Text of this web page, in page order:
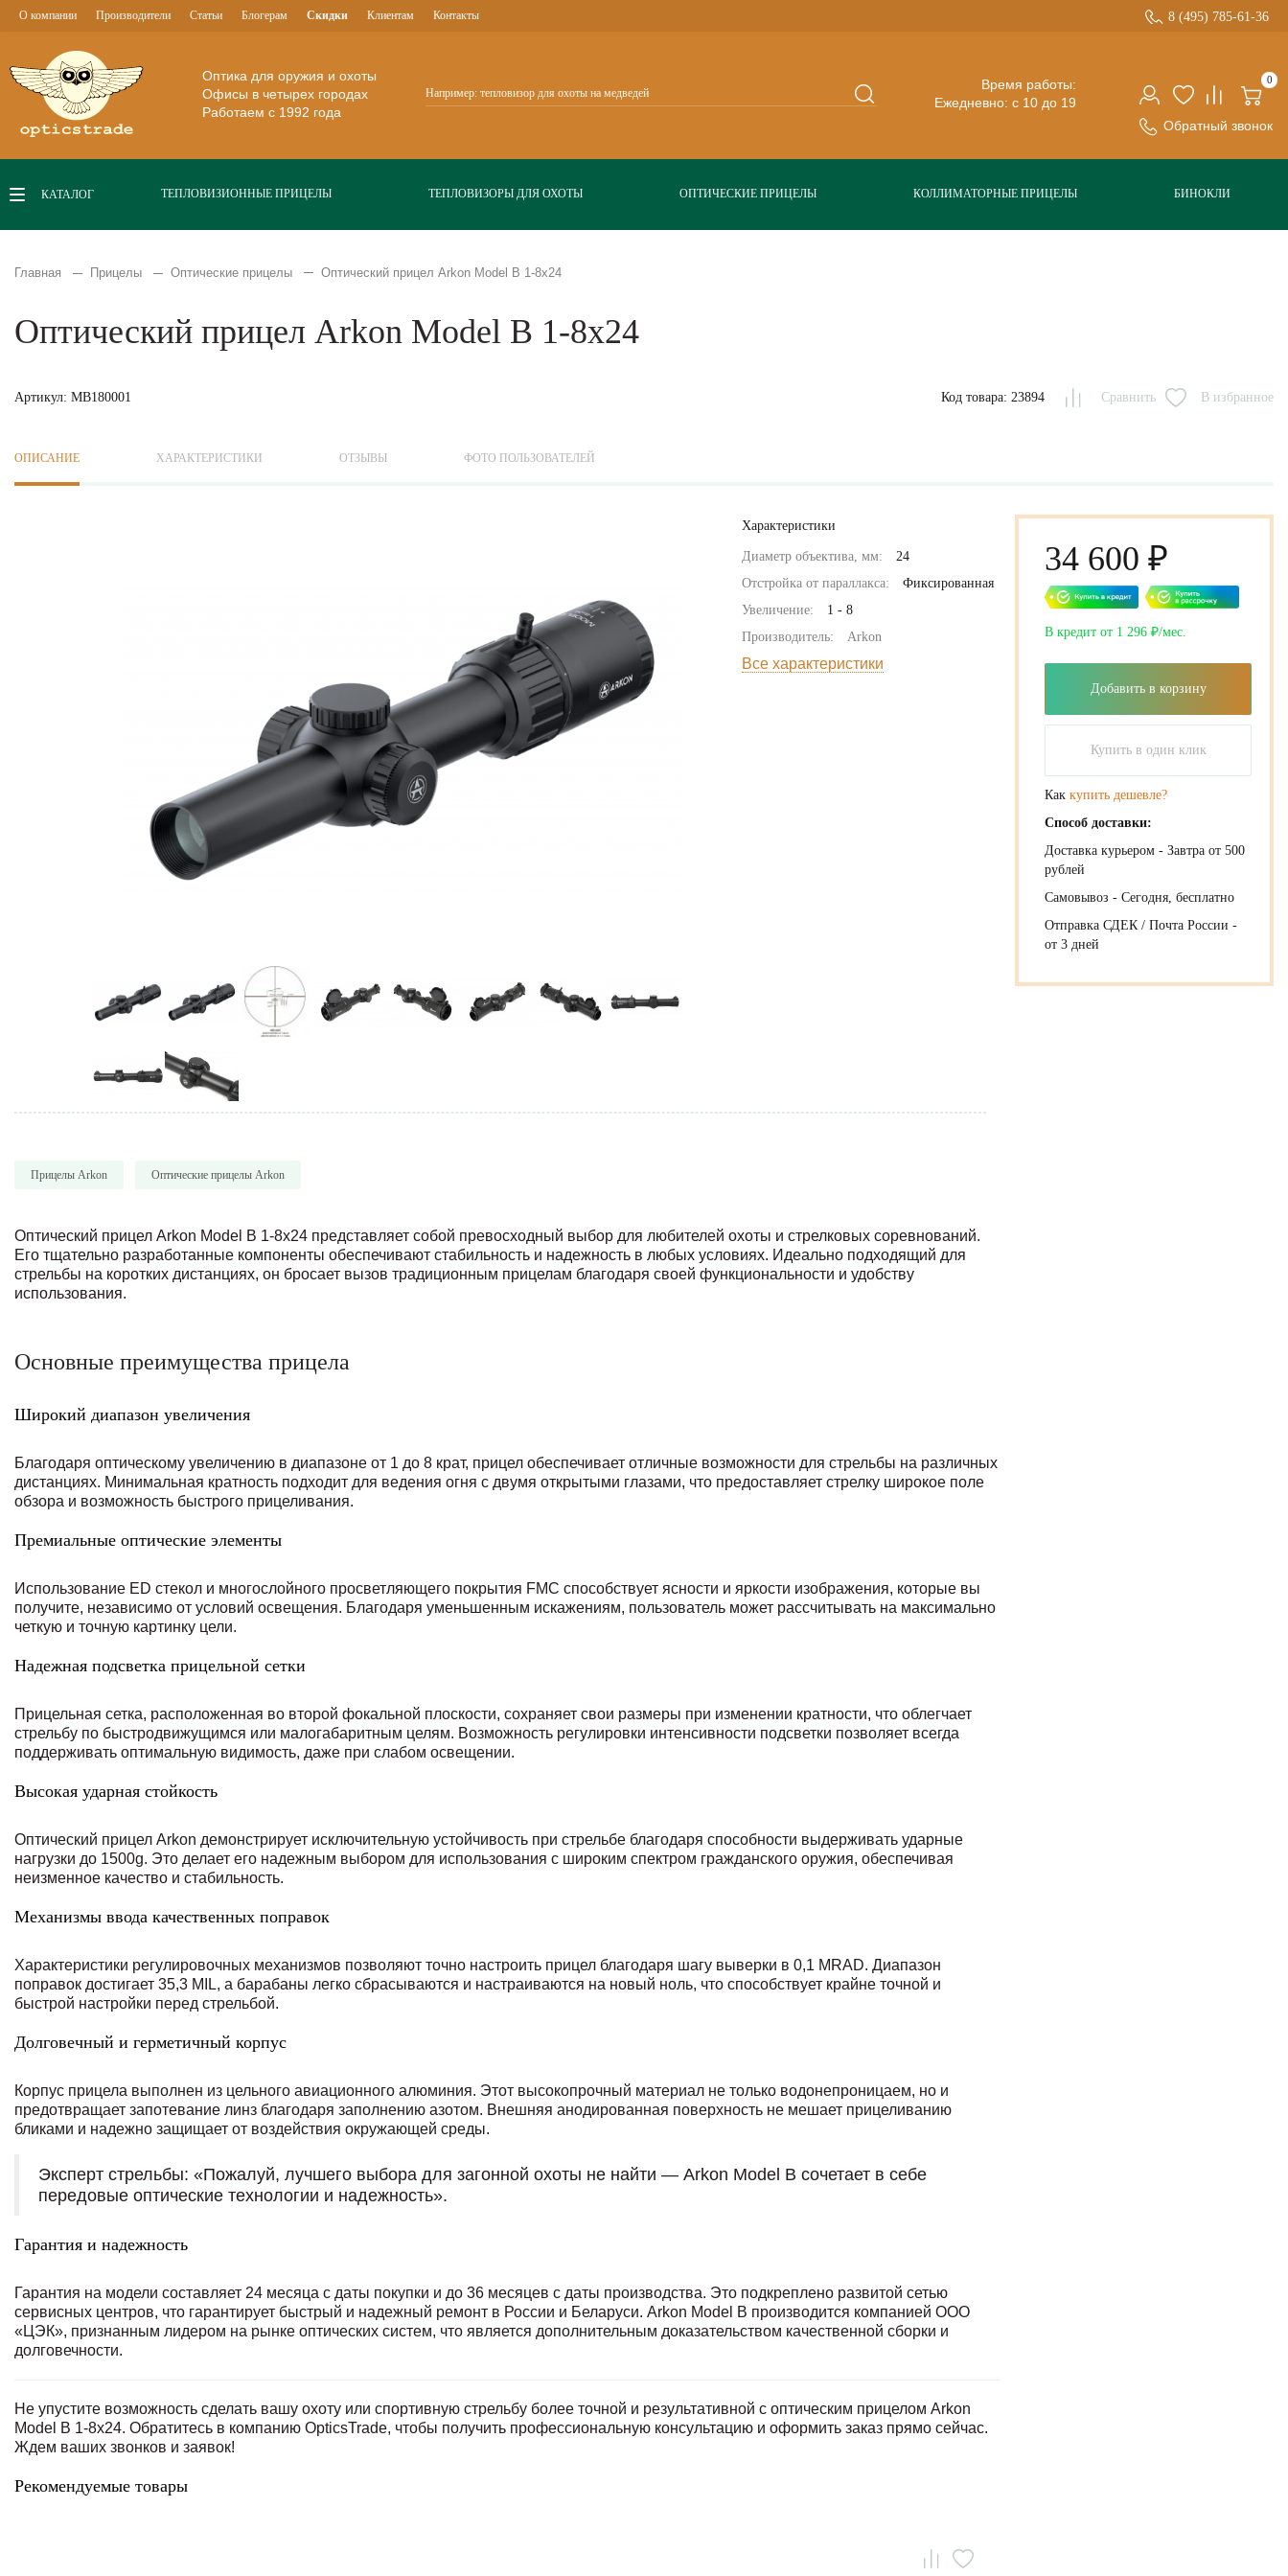
Оптика для оружия и охоты
Офисы в четырех городах
Работаем с 1992 года
Время работы:
Ежедневно: с 10 до 19
0
Обратный звонок
О компании Производители Статьи Блогерам Скидки Клиентам Контакты 8 (495) 785-61-36
КАТАЛОГ ТЕПЛОВИЗИОННЫЕ ПРИЦЕЛЫ ТЕПЛОВИЗОРЫ ДЛЯ ОХОТЫ ОПТИЧЕСКИЕ ПРИЦЕЛЫ КОЛЛИМАТОРНЫЕ ПРИЦЕЛЫ БИНОКЛИ
Главная Прицелы Оптические прицелы Оптический прицел Arkon Model B 1-8x24
Оптический прицел Arkon Model B 1-8x24
Артикул: MB180001 Код товара: 23894 Сравнить В избранное
ОПИСАНИЕ ХАРАКТЕРИСТИКИ ОТЗЫВЫ ФОТО ПОЛЬЗОВАТЕЛЕЙ
Характеристики
Диаметр объектива, мм:
24
Отстройка от параллакса:
Фиксированная
Увеличение:
1 - 8
Производитель:
Arkon
Все характеристики
34 600 ₽
В кредит от 1 296 ₽/мес.
Добавить в корзину
Купить в один клик
Как купить дешевле?
Способ доставки:
Доставка курьером - Завтра от 500
рублей
Самовывоз - Сегодня, бесплатно
Отправка СДЕК / Почта России -
от 3 дней
Прицелы Arkon Оптические прицелы Arkon
Оптический прицел Arkon Model B 1-8x24 представляет собой превосходный выбор для любителей охоты и стрелковых соревнований.
Его тщательно разработанные компоненты обеспечивают стабильность и надежность в любых условиях. Идеально подходящий для
стрельбы на коротких дистанциях, он бросает вызов традиционным прицелам благодаря своей функциональности и удобству
использования.
Основные преимущества прицела
Широкий диапазон увеличения
Благодаря оптическому увеличению в диапазоне от 1 до 8 крат, прицел обеспечивает отличные возможности для стрельбы на различных
дистанциях. Минимальная кратность подходит для ведения огня с двумя открытыми глазами, что предоставляет стрелку широкое поле
обзора и возможность быстрого прицеливания.
Премиальные оптические элементы
Использование ED стекол и многослойного просветляющего покрытия FMC способствует ясности и яркости изображения, которые вы
получите, независимо от условий освещения. Благодаря уменьшенным искажениям, пользователь может рассчитывать на максимально
четкую и точную картинку цели.
Надежная подсветка прицельной сетки
Прицельная сетка, расположенная во второй фокальной плоскости, сохраняет свои размеры при изменении кратности, что облегчает
стрельбу по быстродвижущимся или малогабаритным целям. Возможность регулировки интенсивности подсветки позволяет всегда
поддерживать оптимальную видимость, даже при слабом освещении.
Высокая ударная стойкость
Оптический прицел Arkon демонстрирует исключительную устойчивость при стрельбе благодаря способности выдерживать ударные
нагрузки до 1500g. Это делает его надежным выбором для использования с широким спектром гражданского оружия, обеспечивая
неизменное качество и стабильность.
Механизмы ввода качественных поправок
Характеристики регулировочных механизмов позволяют точно настроить прицел благодаря шагу выверки в 0,1 MRAD. Диапазон
поправок достигает 35,3 MIL, а барабаны легко сбрасываются и настраиваются на новый ноль, что способствует крайне точной и
быстрой настройки перед стрельбой.
Долговечный и герметичный корпус
Корпус прицела выполнен из цельного авиационного алюминия. Этот высокопрочный материал не только водонепроницаем, но и
предотвращает запотевание линз благодаря заполнению азотом. Внешняя анодированная поверхность не мешает прицеливанию
бликами и надежно защищает от воздействия окружающей среды.
Эксперт стрельбы: «Пожалуй, лучшего выбора для загонной охоты не найти — Arkon Model B сочетает в себе
передовые оптические технологии и надежность».
Гарантия и надежность
Гарантия на модели составляет 24 месяца с даты покупки и до 36 месяцев с даты производства. Это подкреплено развитой сетью
сервисных центров, что гарантирует быстрый и надежный ремонт в России и Беларуси. Arkon Model B производится компанией ООО
«ЦЭК», признанным лидером на рынке оптических систем, что является дополнительным доказательством качественной сборки и
долговечности.
Не упустите возможность сделать вашу охоту или спортивную стрельбу более точной и результативной с оптическим прицелом Arkon
Model B 1-8x24. Обратитесь в компанию OpticsTrade, чтобы получить профессиональную консультацию и оформить заказ прямо сейчас.
Ждем ваших звонков и заявок!
Рекомендуемые товары